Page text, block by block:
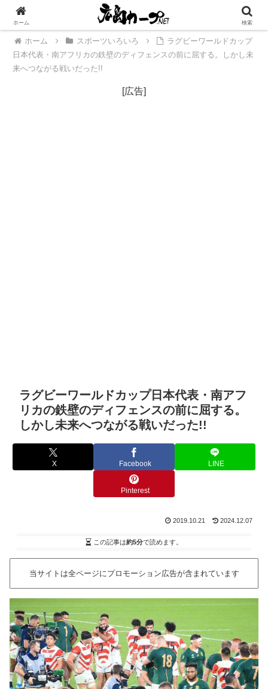
[広告]
ホーム スポーツいろいろ
ラグビーワールドカップ
日本代表・南アフリカの鉄壁のディフェンスの前に屈する。しかし未
来へつながる戦いだった!!
[広告]
ラグビーワールドカップ日本代表・南アフ
リカの鉄壁のディフェンスの前に屈する。
しかし未来へつながる戦いだった!!
X Facebook LINE
Pinterest
2019.10.21 2024.12.07
この記事は約5分で読めます。
当サイトは全ページにプロモーション広告が含まれています
ホーム 検索